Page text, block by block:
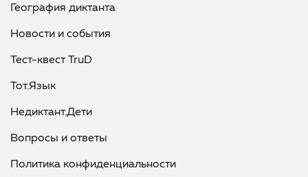
География диктанта
Новости и события
Тест-квест TruD
Тот.Язык
Недиктант.Дети
Вопросы и ответы
Политика конфиденциальности